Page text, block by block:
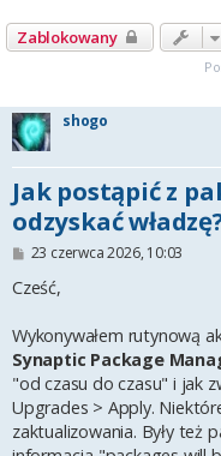
Zablokowany
shogo
Jak postąpić z
odzyskać
P
s
23 czerwca 2026, 10:03
Cześć,
Wykonywałem rutynową
Synaptic Package
"od czasu do czasu" i jak
Upgrades > Apply.
zaktualizowania. Były też